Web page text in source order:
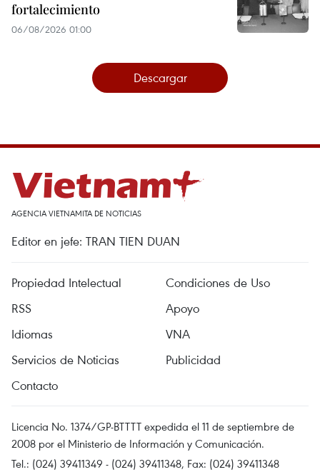
fortalecimiento
06/08/2026 01:00
Descargar
AGENCIA VIETNAMITA DE NOTICIAS
Editor en jefe: TRAN TIEN DUAN
Propiedad Intelectual
Condiciones de Uso
RSS
Apoyo
Idiomas
VNA
Servicios de Noticias
Publicidad
Contacto
Licencia No. 1374/GP-BTTTT expedida el 11 de septiembre de
2008 por el Ministerio de Información y Comunicación.
Tel.: (024) 39411349 - (024) 39411348, Fax: (024) 39411348